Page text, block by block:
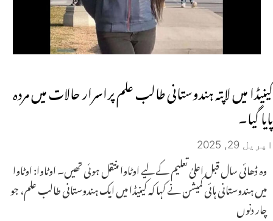
کینیڈا میں لاپتہ ہندوستانی طالب علم پراسرار حالات میں مردہ
پایا گیا۔
اپریل 29, 2025
وہ ڈھائی سال قبل اعلیٰ تعلیم کے لیے اوٹاوا منتقل ہوئی تھیں۔ اوٹاوا: اوٹاوا
میں ہندوستانی ہائی کمیشن نے کہا کہ کینیڈا میں ایک ہندوستانی طالب علم، جو
چار دنوں